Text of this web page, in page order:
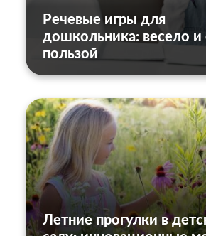
Речевые игры для
дошкольника: весело и
пользой
Летние прогулки в